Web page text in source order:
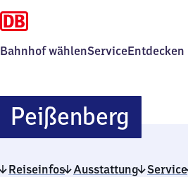
Bahnhof wählenServiceEntdecken
Peißenberg
Reiseinfos Ausstattung Service